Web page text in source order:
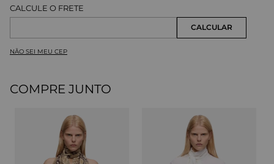
NÃO SEI MEU CEP
COMPRE JUNTO